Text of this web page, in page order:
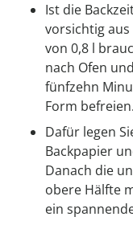
Ist die
vorsichtig aus
von 0,8 l
nach Ofen
fünfzehn
Form befreien.
Dafür legen
Backpapier
Danach die
obere Hälfte
ein